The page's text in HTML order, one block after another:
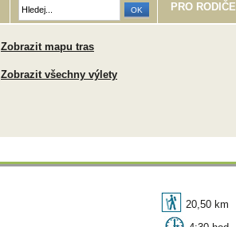
PRO RODIČE
Zobrazit mapu tras
Zobrazit všechny výlety
20,50 km